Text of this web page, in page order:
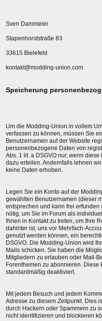
Sven Dammeier
Stapenhorststraße 83
33615 Bielefeld
kontakt@modding-union.com
Speicherung
Um die Modding-Union in vollem
verfassen zu können, müssen Sie
Benutzernamen auf der Website
personenbezogene Daten von
Abs. 1 lit. a DSGVO nur, wenn
dazu erteilen. Andernfalls lehnen
keine Daten erhoben.
Legen Sie ein Konto auf der
gewählten Benutzernamen (dieser
entsprechen und kann frei
nötig, um Sie im Forum als
Ihnen in Kontakt zu treten, um Ihre
dahinter ist, uns vor Mehrfach-
genutzt werden können, ein
DSGVO. Die Modding-Union wird
Mails schicken. Sie haben die
Mitgliedern zu erlauben oder Mail-
Forenthemen zu abonnieren.
standardmäßig deaktiviert.
Mit jedem Besuch und jedem
Adresse zu diesem Zeitpunkt. Dies
durch Hackern oder Spammern zu
nicht identifizieren und blockieren